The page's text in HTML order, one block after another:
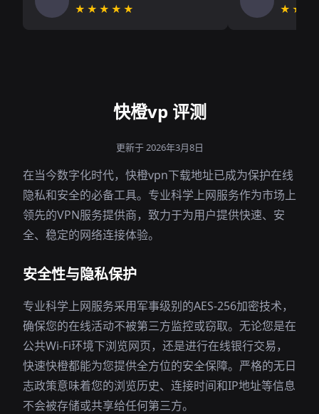
★★★★★
快橙vp 评测
更新于 2026年3月8日
在当今数字化时代，快橙vpn下载地址已成为保护在线
隐私和安全的必备工具。专业科学上网服务作为市场上
领先的VPN服务提供商，致力于为用户提供快速、安
全、稳定的网络连接体验。
安全性与隐私保护
专业科学上网服务采用军事级别的AES-256加密技术，
确保您的在线活动不被第三方监控或窃取。无论您是在
公共Wi-Fi环境下浏览网页，还是进行在线银行交易，
快速快橙都能为您提供全方位的安全保障。严格的无日
志政策意味着您的浏览历史、连接时间和IP地址等信息
不会被存储或共享给任何第三方。